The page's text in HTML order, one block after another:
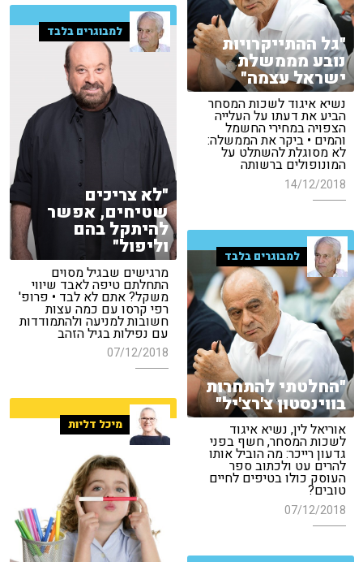
"גל ההתייקרויות
נובע מממשלת
ישראל עצמה"
נשיא איגוד לשכות המסחר
הביע את דעתו על העלייה
הצפויה במחירי החשמל
והמים • ביקר את הממשלה:
לא מסוגלת להשתלט על
המונופולים ברשותה
14/12/2018
למבוגרים בלבד
"לא צריכים
שטיחים, אפשר
להיתקל בהם
וליפול"
מרגישים שבגיל מסוים
התחלתם טיפה לאבד שיווי
משקל? אתם לא לבד • פרופ'
רפי קרסו עם כמה עצות
חשובות למניעה ולהתמודדות
עם נפילות בגיל הזהב
07/12/2018
למבוגרים בלבד
"החלטתי להתחרות
בווינסטון צ'רצ'יל"
אוריאל לין, נשיא איגוד
לשכות המסחר, חשף בפני
גדעון רייכר: מה הוביל אותו
להרים עט ולכתוב ספר
העוסק כולו בטיפים לחיים
טובים?
07/12/2018
מיכל דליות